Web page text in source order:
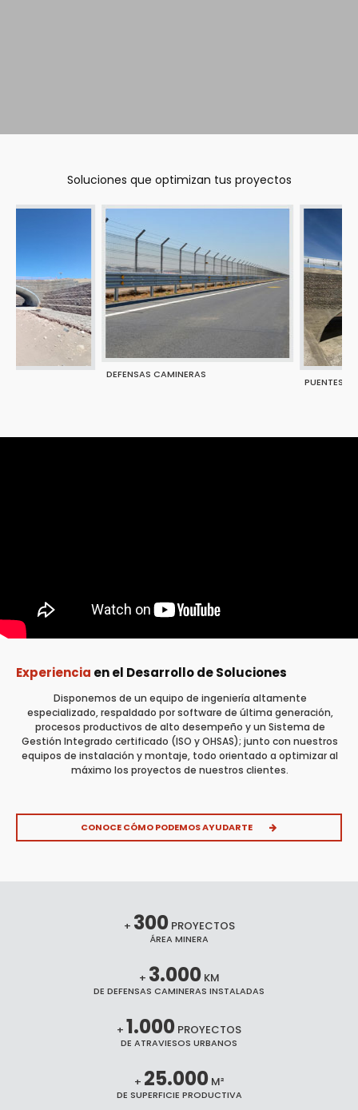
Soluciones que optimizan tus proyectos
DEFENSAS CAMINERAS
PUENTES
Experiencia en el Desarrollo de Soluciones
Disponemos de un equipo de ingeniería altamente
especializado, respaldado por software de última generación,
procesos productivos de alto desempeño y un Sistema de
Gestión Integrado certificado (ISO y OHSAS); junto con nuestros
equipos de instalación y montaje, todo orientado a optimizar al
máximo los proyectos de nuestros clientes.
CONOCE CÓMO PODEMOS AYUDARTE
+ 300PROYECTOS
ÁREA MINERA
+ 3.000KM
DE DEFENSAS CAMINERAS INSTALADAS
+ 1.000 PROYECTOS
DE ATRAVIESOS URBANOS
+ 25.000M²
DE SUPERFICIE PRODUCTIVA